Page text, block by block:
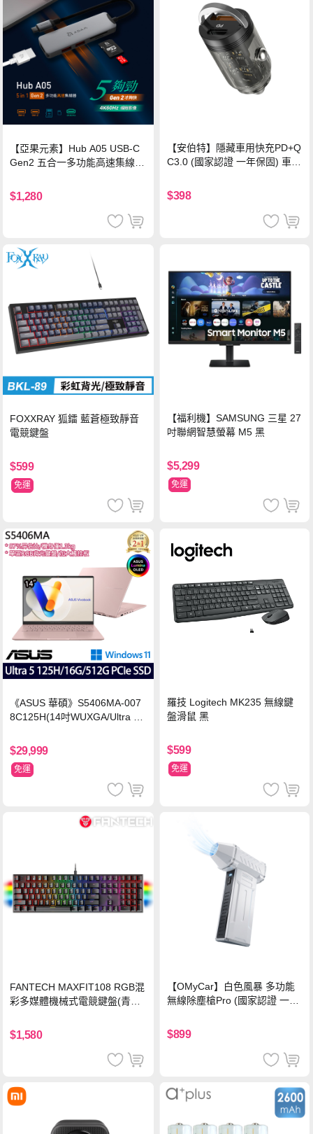
【亞果元素】Hub A05 USB-C
Gen2 五合一多功能高速集線
$1,280
【安伯特】隱藏車用快充PD+Q
C3.0 (國家認證 一年保固) 車充
$398
FOXXRAY 狐鐳 藍蒼極致靜音
電競鍵盤
$599
免運
【福利機】SAMSUNG 三星 27
吋聯網智慧螢幕 M5 黑
$5,299
免運
《ASUS 華碩》S5406MA-007
8C125H(14吋WUXGA/Ultra 5
n11/二年保)
$29,999
免運
羅技 Logitech MK235 無線鍵
盤滑鼠 黑
$599
免運
FANTECH MAXFIT108 RGB混
彩多媒體機械式電競鍵盤(青軸)
$1,580
【OMyCar】白色風暴 多功能
無線除塵槍Pro (國家認證 一年
手持強力風槍 暴力吹風
$899